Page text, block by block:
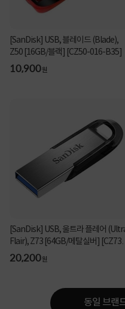
[SanDisk] USB, 블레이드 (Blade),
Z50 [16GB/블랙] [CZ50-016-B35]
10,900원
[SanDisk] USB, 울트라 플레어
Flair), Z73 [64GB/메탈실버] [CZ73-
064G-G46...
20,200원
동일 브랜